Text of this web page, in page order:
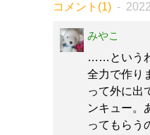
コメント(1)
みやこ
……という
全力で作り
って外に出
ンキュー。
ってもら